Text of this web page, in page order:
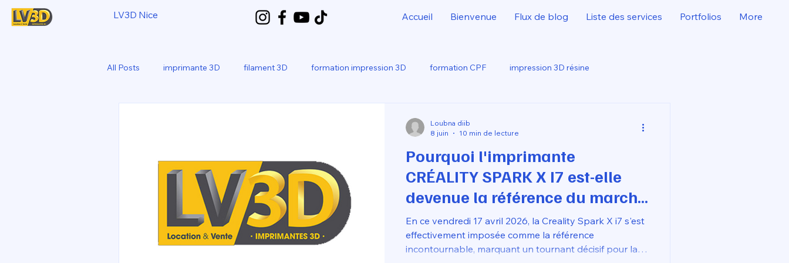
LV3D Nice Accueil Bienvenue Flux de blog Liste des services Portfolios More
All Posts imprimante 3D filament 3D formation impression 3D formation CPF impression 3D résine
Pourquoi l'imprimante
CRÉALITY SPARK X I7 est-elle
devenue la référence du marché
en 2026 ?
En ce vendredi 17 avril 2026, la Creality Spark X i7 s'est
effectivement imposée comme la référence
incontournable, marquant un tournant décisif pour la
Loubna diib
8 juin
10 min de lecture